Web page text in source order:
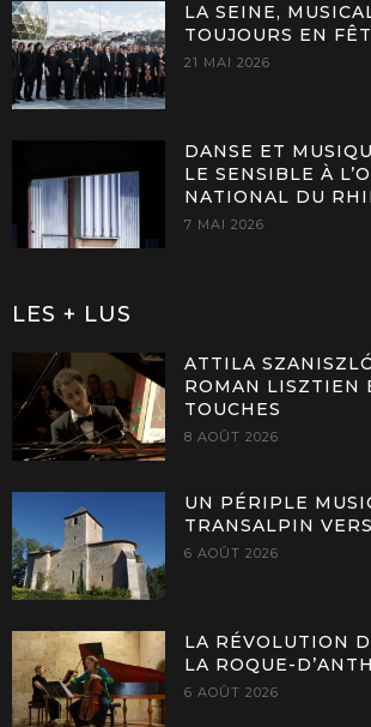
LA SEINE,
TOUJOURS EN
21 MAI 2026
DANSE ET
LE SENSIBLE À
NATIONAL DU
7 MAI 2026
LES + LUS
ATTILA
ROMAN LISZTIEN
TOUCHES
8 AOÛT 2026
UN PÉRIPLE
TRANSALPIN
6 AOÛT 2026
LA RÉVOLUTION
LA ROQUE-
6 AOÛT 2026